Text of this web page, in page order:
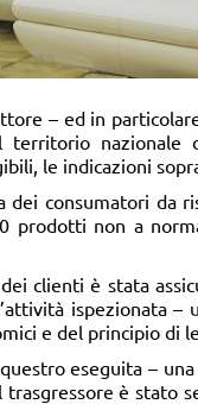
– ed in
territorio
le indicazioni
dei consumatori da
prodotti non a
clienti è stata
ispezionata –
e del principio di
eseguita –
trasgressore è stato